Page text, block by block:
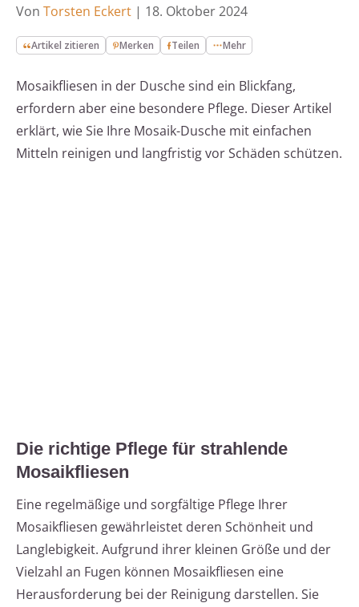
Von Torsten Eckert | 18. Oktober 2024
Artikel zitieren Merken Teilen Mehr
Mosaikfliesen in der Dusche sind ein Blickfang,
erfordern aber eine besondere Pflege. Dieser Artikel
erklärt, wie Sie Ihre Mosaik-Dusche mit einfachen
Mitteln reinigen und langfristig vor Schäden schützen.
Die richtige Pflege für strahlende
Mosaikfliesen
Eine regelmäßige und sorgfältige Pflege Ihrer
Mosaikfliesen gewährleistet deren Schönheit und
Langlebigkeit. Aufgrund ihrer kleinen Größe und der
Vielzahl an Fugen können Mosaikfliesen eine
Herausforderung bei der Reinigung darstellen. Sie